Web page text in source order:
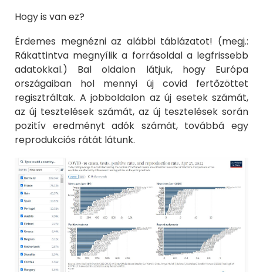
Hogy is van ez?
Érdemes megnézni az alábbi táblázatot! (megj.:
Rákattintva megnyílik a forrásoldal a legfrissebb
adatokkal.) Bal oldalon látjuk, hogy Európa
országaiban hol mennyi új covid fertőzöttet
regisztráltak. A jobboldalon az új esetek számát,
az új tesztelések számát, az új tesztelések során
pozitív eredményt adók számát, továbbá egy
reprodukciós rátát látunk.